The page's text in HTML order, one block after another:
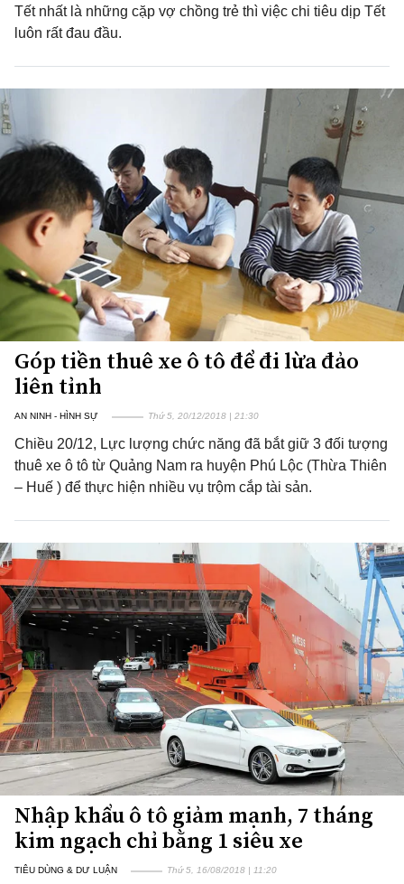
Tết nhất là những cặp vợ chồng trẻ thì việc chi tiêu dịp Tết
luôn rất đau đầu.
Góp tiền thuê xe ô tô để đi lừa đảo
liên tỉnh
AN NINH - HÌNH SỰ Thứ 5, 20/12/2018 | 21:30
Chiều 20/12, Lực lượng chức năng đã bắt giữ 3 đối tượng
thuê xe ô tô từ Quảng Nam ra huyện Phú Lộc (Thừa Thiên
– Huế ) để thực hiện nhiều vụ trộm cắp tài sản.
Nhập khẩu ô tô giảm mạnh, 7 tháng
kim ngạch chỉ bằng 1 siêu xe
TIÊU DÙNG & DƯ LUẬN Thứ 5, 16/08/2018 | 11:20